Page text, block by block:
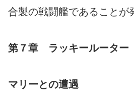
合製の戦闘艦であることが
第７章 ラッキールーター
マリーとの遭遇